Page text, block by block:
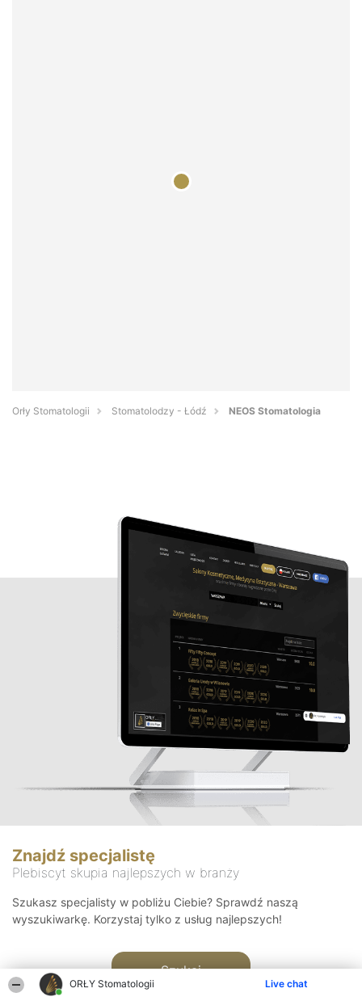
ORŁY Stomatologii Live chat
Orły Stomatologii Stomatolodzy - Łódź NEOS Stomatologia
Znajdź specjalistę
Plebiscyt skupia najlepszych w branży
Szukasz specjalisty w pobliżu Ciebie? Sprawdź naszą
wyszukiwarkę. Korzystaj tylko z usług najlepszych!
Szukaj